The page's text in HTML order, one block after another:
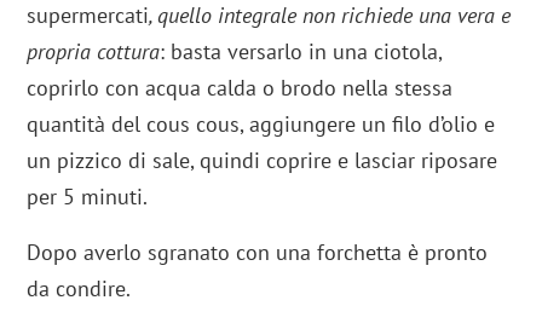
supermercati, quello integrale non richiede una vera e
propria cottura: basta versarlo in una ciotola,
coprirlo con acqua calda o brodo nella stessa
quantità del cous cous, aggiungere un filo d’olio e
un pizzico di sale, quindi coprire e lasciar riposare
per 5 minuti.
Dopo averlo sgranato con una forchetta è pronto
da condire.